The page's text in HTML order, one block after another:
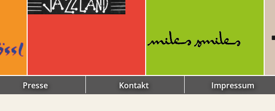
Presse Kontakt Impressum